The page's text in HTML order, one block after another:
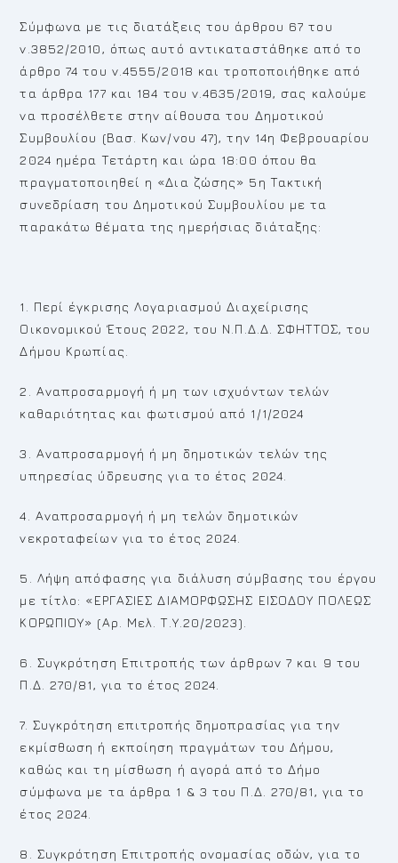
Σύμφωνα με τις διατάξεις του άρθρου 67 του
ν.3852/2010, όπως αυτό αντικαταστάθηκε από το
άρθρο 74 του ν.4555/2018 και τροποποιήθηκε από
τα άρθρα 177 και 184 του ν.4635/2019, σας καλούμε
να προσέλθετε στην αίθουσα του Δημοτικού
Συμβουλίου (Βασ. Κων/νου 47), την 14η Φεβρουαρίου
2024 ημέρα Τετάρτη και ώρα 18:00 όπου θα
πραγματοποιηθεί η «Δια ζώσης» 5η Τακτική
συνεδρίαση του Δημοτικού Συμβουλίου με τα
παρακάτω θέματα της ημερήσιας διάταξης:
1. Περί έγκρισης Λογαριασμού Διαχείρισης
Οικονομικού Έτους 2022, του Ν.Π.Δ.Δ. ΣΦΗΤΤΟΣ, του
Δήμου Κρωπίας.
2. Αναπροσαρμογή ή μη των ισχυόντων τελών
καθαριότητας και φωτισμού από 1/1/2024
3. Αναπροσαρμογή ή μη δημοτικών τελών της
υπηρεσίας ύδρευσης για το έτος 2024.
4. Αναπροσαρμογή ή μη τελών δημοτικών
νεκροταφείων για το έτος 2024.
5. Λήψη απόφασης για διάλυση σύμβασης του έργου
με τίτλο: «ΕΡΓΑΣΙΕΣ ΔΙΑΜΟΡΦΩΣΗΣ ΕΙΣΟΔΟΥ ΠΟΛΕΩΣ
ΚΟΡΩΠΙΟΥ» (Αρ. Μελ. Τ.Υ.20/2023).
6. Συγκρότηση Επιτροπής των άρθρων 7 και 9 του
Π.Δ. 270/81, για το έτος 2024.
7. Συγκρότηση επιτροπής δημοπρασίας για την
εκμίσθωση ή εκποίηση πραγμάτων του Δήμου,
καθώς και τη μίσθωση ή αγορά από το Δήμο
σύμφωνα με τα άρθρα 1 & 3 του Π.Δ. 270/81, για το
έτος 2024.
8. Συγκρότηση Επιτροπής ονομασίας οδών, για το